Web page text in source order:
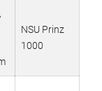
NSU Prinz
1000